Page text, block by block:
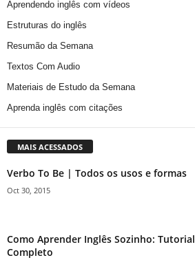
Aprendendo inglês com vídeos
Estruturas do inglês
Resumão da Semana
Textos Com Audio
Materiais de Estudo da Semana
Aprenda inglês com citações
MAIS ACESSADOS
Verbo To Be | Todos os usos e formas
Oct 30, 2015
Como Aprender Inglês Sozinho: Tutorial
Completo